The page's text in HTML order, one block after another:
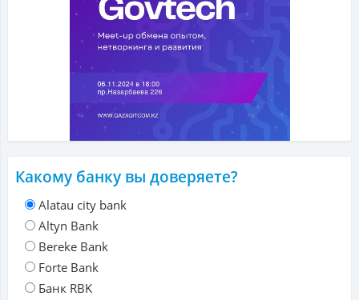
Какому банку вы доверяете?
Alatau city bank
Altyn Bank
Bereke Bank
Forte Bank
Банк RBK